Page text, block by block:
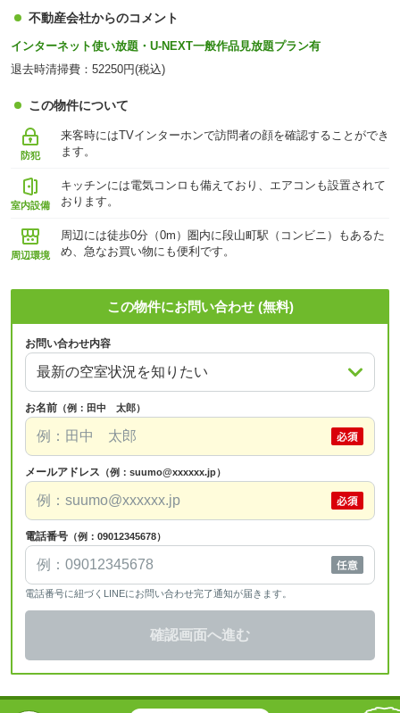
不動産会社からのコメント
インターネット使い放題・U-NEXT一般作品見放題プラン有
退去時清掃費：52250円(税込)
この物件について
防犯
来客時にはTVインターホンで訪問者の顔を確認することができ
ます。
室内設備
キッチンには電気コンロも備えており、エアコンも設置されて
おります。
周辺環境
周辺には徒歩0分（0m）圏内に段山町駅（コンビニ）もあるた
め、急なお買い物にも便利です。
この物件にお問い合わせ (無料)
お問い合わせ内容
お名前 （例：田中 太郎）
メールアドレス （例：suumo@xxxxxx.jp）
電話番号 （例：09012345678）
電話番号に紐づくLINEにお問い合わせ完了通知が届きます。
確認画面へ進む